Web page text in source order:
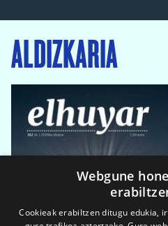
ALDIZKARIA
Webgune
Cookieak erabiltzen ditugu edukia,